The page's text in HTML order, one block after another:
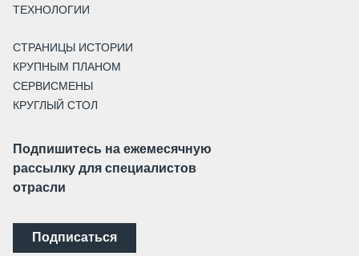
ТЕХНОЛОГИИ
СТРАНИЦЫ ИСТОРИИ
КРУПНЫМ ПЛАНОМ
СЕРВИСМЕНЫ
КРУГЛЫЙ СТОЛ
Подпишитесь на ежемесячную
рассылку для специалистов
отрасли
Подписаться